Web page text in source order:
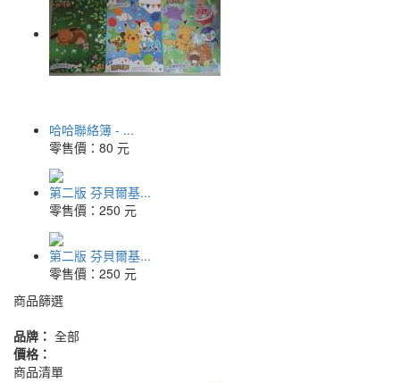
哈哈聯絡簿 - ...
零售價： 80 元
第二版 芬貝爾基...
零售價： 250 元
第二版 芬貝爾基...
零售價： 250 元
商品篩選
品牌： 全部
價格：
商品清單